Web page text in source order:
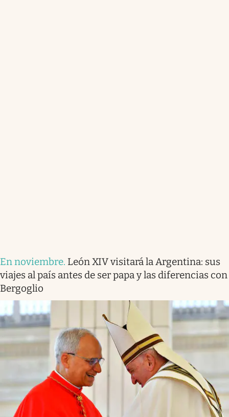
En noviembre. León XIV visitará la Argentina: sus
viajes al país antes de ser papa y las diferencias con
Bergoglio